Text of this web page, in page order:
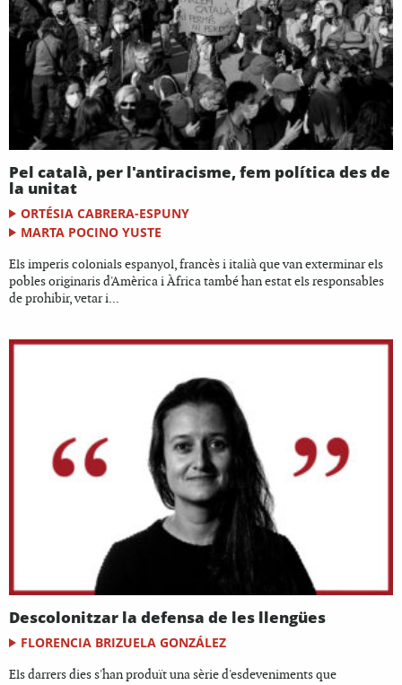
Pel català, per l'antiracisme, fem política des de
la unitat
ORTÉSIA CABRERA-ESPUNY
MARTA POCINO YUSTE
Els imperis colonials espanyol, francès i italià que van exterminar els
pobles originaris d'Amèrica i Àfrica també han estat els responsables
de prohibir, vetar i...
Descolonitzar la defensa de les llengües
FLORENCIA BRIZUELA GONZÁLEZ
Els darrers dies s'han produït una sèrie d'esdeveniments que